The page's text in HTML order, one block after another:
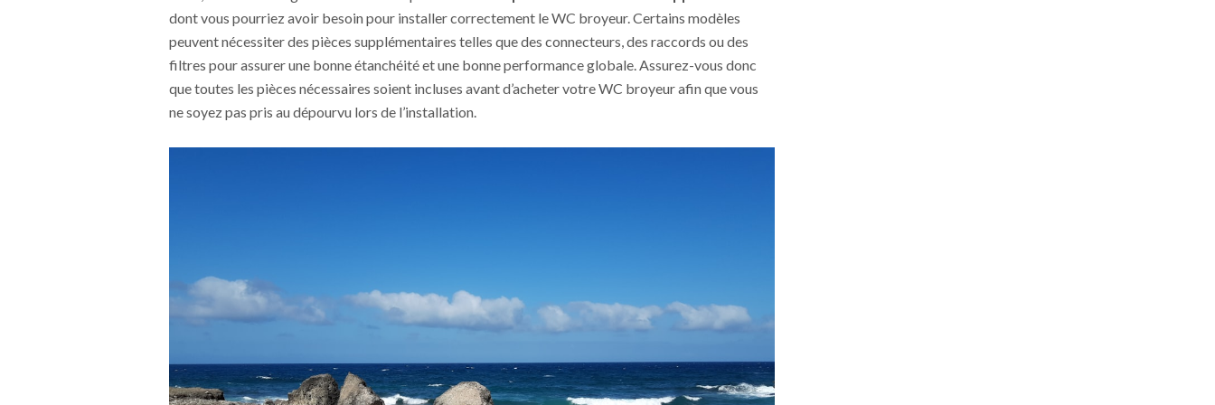
dont vous pourriez avoir besoin pour installer correctement le WC broyeur. Certains modèles
peuvent nécessiter des pièces supplémentaires telles que des connecteurs, des raccords ou des
filtres pour assurer une bonne étanchéité et une bonne performance globale. Assurez-vous donc
que toutes les pièces nécessaires soient incluses avant d’acheter votre WC broyeur afin que vous
ne soyez pas pris au dépourvu lors de l’installation.